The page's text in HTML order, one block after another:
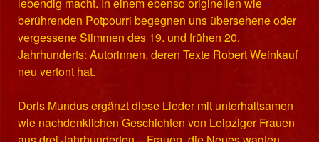
berührenden Potpourri begegnen uns übersehene oder
vergessene Stimmen des 19. und frühen 20.
Jahrhunderts: Autorinnen, deren Texte Robert Weinkauf
neu vertont hat.
Doris Mundus ergänzt diese Lieder mit unterhaltsamen
wie nachdenklichen Geschichten von Leipziger Frauen